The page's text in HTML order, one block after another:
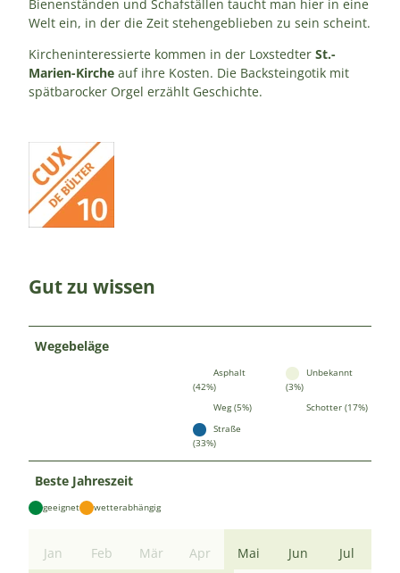
Bienenständen und Schafställen taucht man hier in eine
Welt ein, in der die Zeit stehengeblieben zu sein scheint.
Kircheninteressierte kommen in der Loxstedter St.-
Marien-Kirche auf ihre Kosten. Die Backsteingotik mit
spätbarocker Orgel erzählt Geschichte.
Gut zu wissen
Wegebeläge
Asphalt
(42%)
Unbekannt
(3%)
Weg (5%)
Schotter (17%)
Straße
(33%)
Beste Jahreszeit
geeignet wetterabhängig
Jan Feb Mär Apr Mai Jun Jul